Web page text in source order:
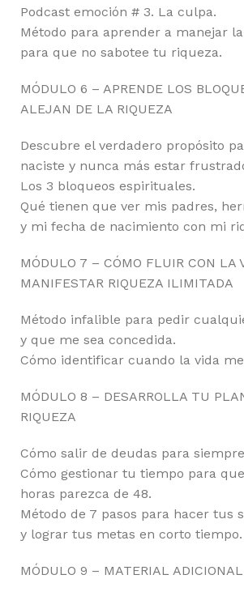
Podcast emoción # 3. La culpa.
Método para aprender a manejar
para que no sabotee tu riqueza.
MÓDULO 6 – APRENDE LOS
ALEJAN DE LA RIQUEZA
Descubre el verdadero propósito
naciste y nunca más estar
Los 3 bloqueos espirituales.
Qué tienen que ver mis padres,
y mi fecha de nacimiento con mi
MÓDULO 7 – CÓMO FLUIR CON LA
MANIFESTAR RIQUEZA ILIMITADA
Método infalible para pedir
y que me sea concedida.
Cómo identificar cuando la vida me
MÓDULO 8 – DESARROLLA TU
RIQUEZA
Cómo salir de deudas para
Cómo gestionar tu tiempo para
horas parezca de 48.
Método de 7 pasos para hacer tus
y lograr tus metas en corto tiempo.
MÓDULO 9 – MATERIAL